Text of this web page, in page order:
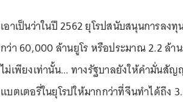
เอาเป็นว่าในปี 2562 ยุโรปสนับสนุนการลง
กว่า 60,000 ล้านยูโร หรือประมาณ 2.2 ล้า
ไม่เพียงเท่านั้น... ทางรัฐบาลยังให้คำมั่นสั
แบตเตอรี่ในยุโรปให้มากกว่าที่จีนทำได้ถึง